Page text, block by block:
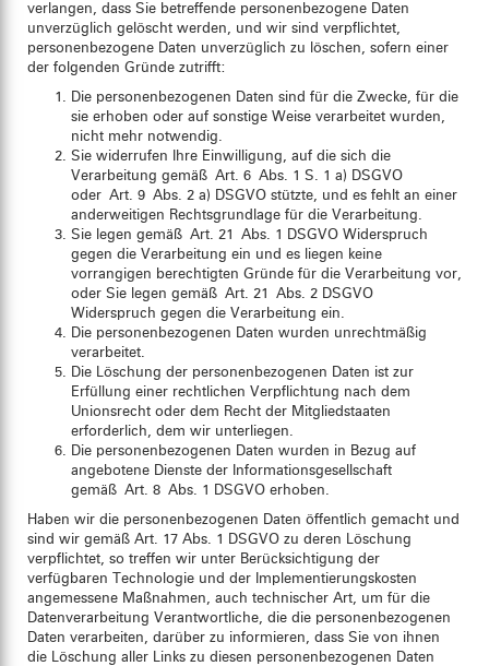
verlangen, dass Sie betreffende personenbezogene Daten
unverzüglich gelöscht werden, und wir sind verpflichtet,
personenbezogene Daten unverzüglich zu löschen, sofern einer
der folgenden Gründe zutrifft:
Die personenbezogenen Daten sind für die Zwecke, für die
sie erhoben oder auf sonstige Weise verarbeitet wurden,
nicht mehr notwendig.
Sie widerrufen Ihre Einwilligung, auf die sich die
Verarbeitung gemäß Art. 6 Abs. 1 S. 1 a) DSGVO
oder Art. 9 Abs. 2 a) DSGVO stützte, und es fehlt an einer
anderweitigen Rechtsgrundlage für die Verarbeitung.
Sie legen gemäß Art. 21 Abs. 1 DSGVO Widerspruch
gegen die Verarbeitung ein und es liegen keine
vorrangigen berechtigten Gründe für die Verarbeitung vor,
oder Sie legen gemäß Art. 21 Abs. 2 DSGVO
Widerspruch gegen die Verarbeitung ein.
Die personenbezogenen Daten wurden unrechtmäßig
verarbeitet.
Die Löschung der personenbezogenen Daten ist zur
Erfüllung einer rechtlichen Verpflichtung nach dem
Unionsrecht oder dem Recht der Mitgliedstaaten
erforderlich, dem wir unterliegen.
Die personenbezogenen Daten wurden in Bezug auf
angebotene Dienste der Informationsgesellschaft
gemäß Art. 8 Abs. 1 DSGVO erhoben.
Haben wir die personenbezogenen Daten öffentlich gemacht und
sind wir gemäß Art. 17 Abs. 1 DSGVO zu deren Löschung
verpflichtet, so treffen wir unter Berücksichtigung der
verfügbaren Technologie und der Implementierungskosten
angemessene Maßnahmen, auch technischer Art, um für die
Datenverarbeitung Verantwortliche, die die personenbezogenen
Daten verarbeiten, darüber zu informieren, dass Sie von ihnen
die Löschung aller Links zu diesen personenbezogenen Daten